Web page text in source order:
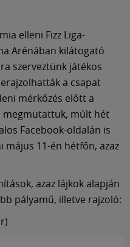
elleni Fizz Liga-
Arénában kilátogató
szerveztünk játékos
a csapat
mérkőzés előtt a
megmutattuk, múlt hét
Facebook-oldalán is
május 11-én hétfőn, azaz
azaz lájkok alapján
pályamű, illetve rajzoló: